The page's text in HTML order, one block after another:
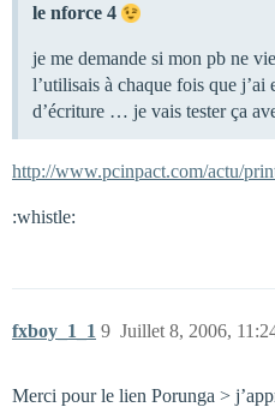
le nforce 4
je me demande si mon pb ne
l’utilisais à chaque fois que
d’écriture … je vais tester ça
http://www.pcinpact.com/actu/
:whistle:
fxboy_1_1 Juillet 8, 2006,
9
Merci pour le lien Porunga >